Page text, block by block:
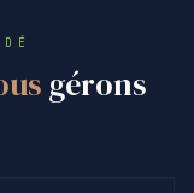
gérons